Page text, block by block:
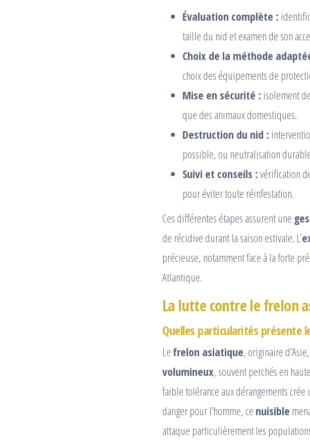
Évaluation complète :
taille du nid et examen de son
Choix de la méthode
choix des équipements de
Mise en sécurité : isolement
que des animaux domestiques.
Destruction du nid :
possible, ou neutralisation
Suivi et conseils :vérification
pour éviter toute réinfestation.
Ces différentes étapes assurent une
de récidive durant la saison estivale. L’
précieuse, notamment face à la forte
Atlantique.
La lutte contre le frelon
Quelles particularités présente
Le frelon asiatique, originaire
volumineux, souvent perchés en
faible tolérance aux dérangements
danger pour l’homme, ce nuisible
attaque particulièrement les